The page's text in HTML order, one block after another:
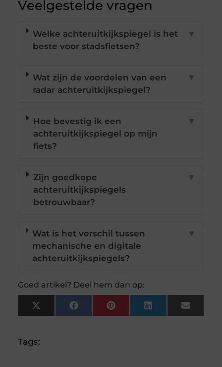
Veelgestelde vragen
Welke achteruitkijkspiegel is het
beste voor stadsfietsen?
▼
Wat zijn de voordelen van een
radar achteruitkijkspiegel?
▼
Hoe bevestig ik een
achteruitkijkspiegel op mijn
fiets?
▼
Zijn goedkope
achteruitkijkspiegels
betrouwbaar?
▼
Wat is het verschil tussen
mechanische en digitale
achteruitkijkspiegels?
▼
Goed artikel? Deel hem dan op:
X
(Twitter)
FacebookPinterestLinkedInEmail
Tags: